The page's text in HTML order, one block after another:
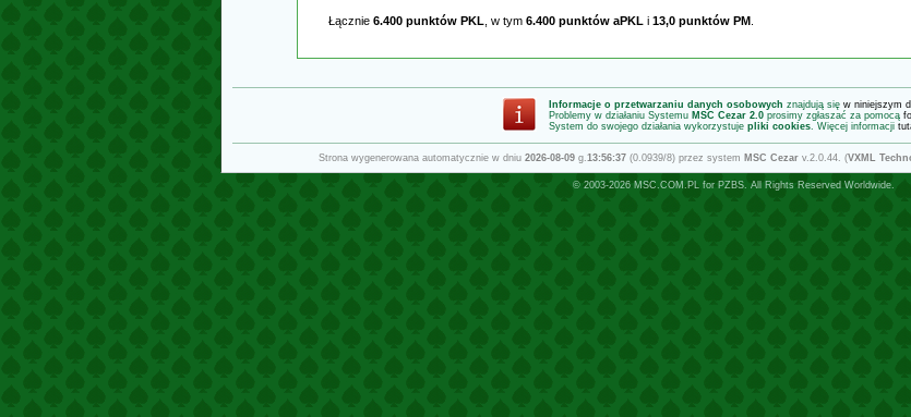
Łącznie 6.400 punktów PKL , w tym 6.400 punktów aPKL i 13,0 punktów PM
Informacje o przetwarzaniu danych osobowych znajdują się w niniejszym
Problemy w działaniu Systemu MSC Cezar 2.0 prosimy zgłaszać za pomocą
System do swojego działania wykorzystuje pliki cookies. Więcej informacji
Strona wygenerowana automatycznie w dniu 2026-08-09 g.13:56:37 (0.0939/8) przez system MSC Cezar v.2.0.44. (VXML
© 2003-2026 MSC.COM.PLfor PZBS. All Rights Reserved Worldwide.